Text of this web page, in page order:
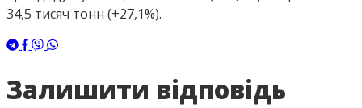
34,5 тисяч тонн (+27,1%).
Залишити відповідь